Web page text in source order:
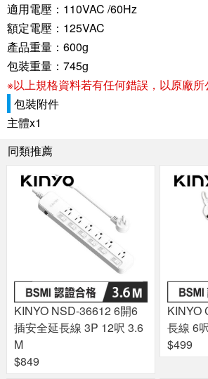
適用電壓：110VAC /60Hz
額定電壓：125VAC
產品重量：600g
包裝重量：745g
※以上規格資料若有任何錯誤，以原廠所
包裝附件
主體x1
同類推薦
KINYO NSD-36612 6開6
插安全延長線 3P 12呎 3.6
M
$849
KINYO
長線 6
$499